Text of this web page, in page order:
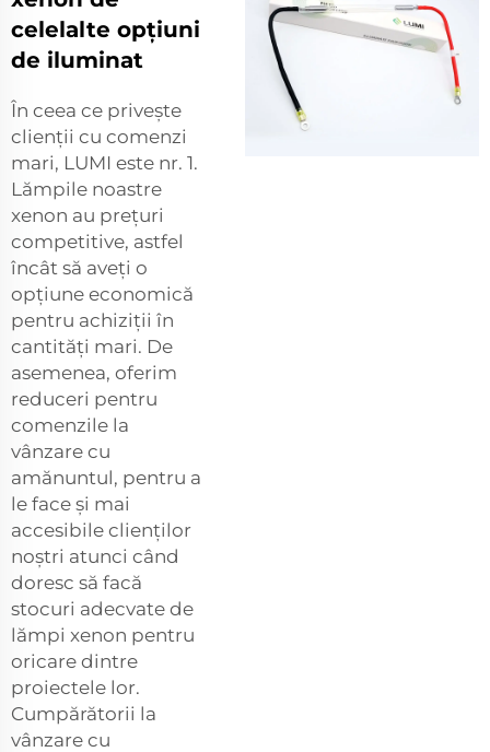
celelalte opțiuni
de iluminat
În ceea ce privește
clienții cu comenzi
mari, LUMI este nr. 1.
Lămpile noastre
xenon au prețuri
competitive, astfel
încât să aveți o
opțiune economică
pentru achiziții în
cantități mari. De
asemenea, oferim
reduceri pentru
comenzile la
vânzare cu
amănuntul, pentru a
le face și mai
accesibile clienților
noștri atunci când
doresc să facă
stocuri adecvate de
lămpi xenon pentru
oricare dintre
proiectele lor.
Cumpărătorii la
vânzare cu